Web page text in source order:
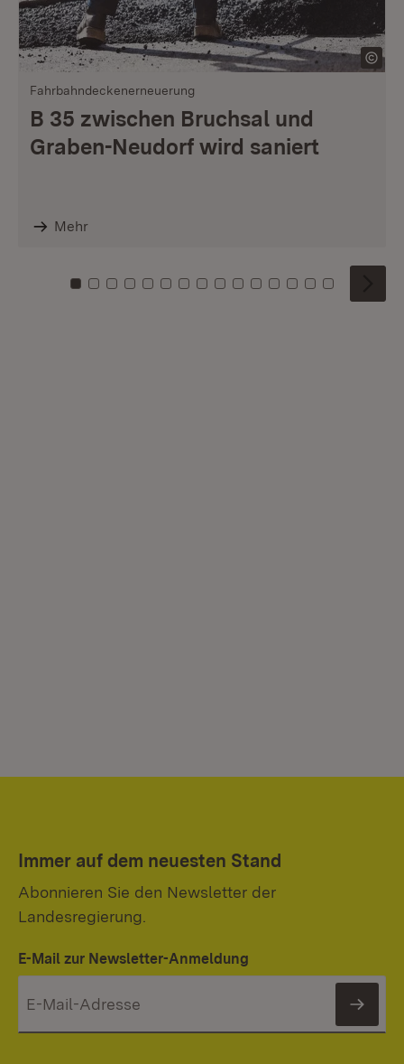
Fahrbahndeckenerneuerung
B 35 zwischen Bruchsal und
Graben-Neudorf wird saniert
Mehr
Zu Kachel: 0
Zu Kachel: 1
Zu Kachel: 2
Zu Kachel: 3
Zu Kachel: 4
Zu Kachel: 5
Zu Kachel: 6
Zu Kachel: 7
Zu Kachel: 8
Zu Kachel: 9
Zu Kachel: 10
Zu Kachel: 11
Zu Kachel: 12
Zu Kachel:
Zu
Immer auf dem neuesten Stand
Abonnieren Sie den Newsletter der
Landesregierung.
E-Mail zur Newsletter-Anmeldung